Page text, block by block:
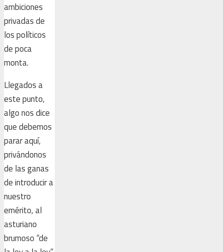
ambiciones
privadas de
los políticos
de poca
monta.
Llegados a
este punto,
algo nos dice
que debemos
parar aquí,
privándonos
de las ganas
de introducir a
nuestro
emérito, al
asturiano
brumoso “de